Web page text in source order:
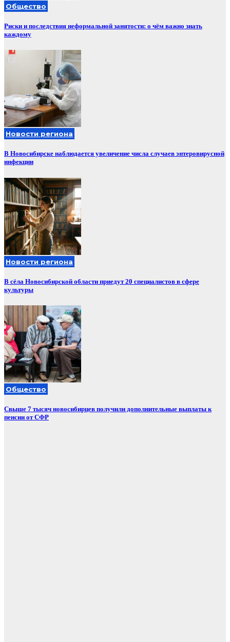
Общество
Риски и последствия неформальной занятости: о чём важно знать
каждому
Новости региона
В Новосибирске наблюдается увеличение числа случаев энтеровирусной
инфекции
Новости региона
В сёла Новосибирской области приедут 20 специалистов в сфере
культуры
Общество
Свыше 7 тысяч новосибирцев получили дополнительные выплаты к
пенсии от СФР